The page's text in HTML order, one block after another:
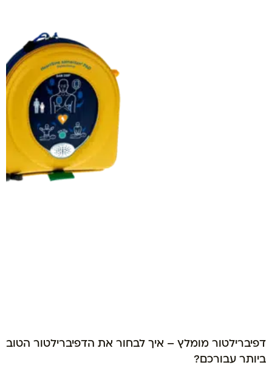
דפיברילטור מומלץ – איך לבחור את הדפיברילטור הטוב
ביותר עבורכם?